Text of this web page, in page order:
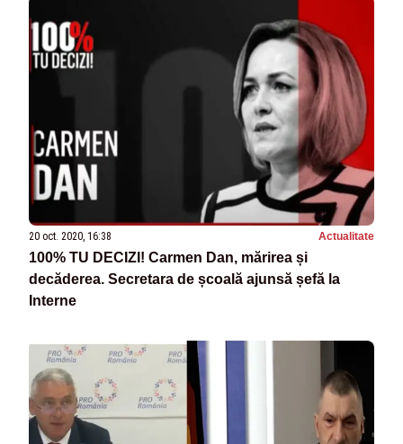
20 oct. 2020, 16:38 Actualitate
100% TU DECIZI! Carmen Dan, mărirea și
decăderea. Secretara de școală ajunsă șefă la
Interne